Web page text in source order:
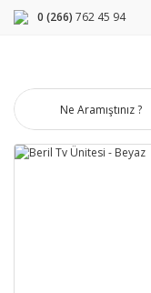
0 (266) 762 45 94